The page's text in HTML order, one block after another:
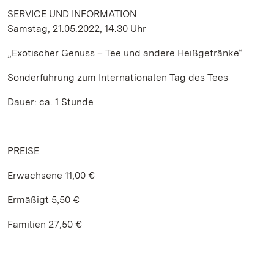
SERVICE UND INFORMATION
Samstag, 21.05.2022, 14.30 Uhr
„Exotischer Genuss – Tee und andere Heißgetränke“
Sonderführung zum Internationalen Tag des Tees
Dauer: ca. 1 Stunde
PREISE
Erwachsene 11,00 €
Ermäßigt 5,50 €
Familien 27,50 €